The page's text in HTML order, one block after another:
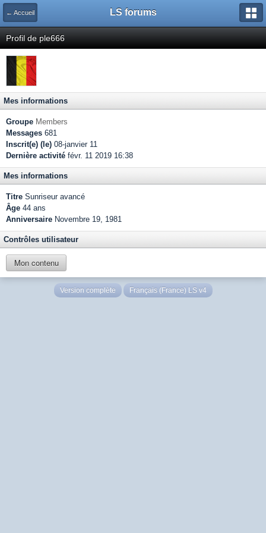
← Accueil LS forums
Profil de ple666
Mes informations
Groupe Members
Messages 681
Inscrit(e) (le) 08-janvier 11
Dernière activité févr. 11 2019 16:38
Mes informations
Titre Sunriseur avancé
Âge 44 ans
Anniversaire Novembre 19, 1981
Contrôles utilisateur
Mon contenu
Version complète Français (France) LS v4